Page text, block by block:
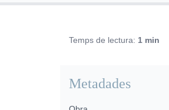
Temps de lectura: 1 min
Metadades